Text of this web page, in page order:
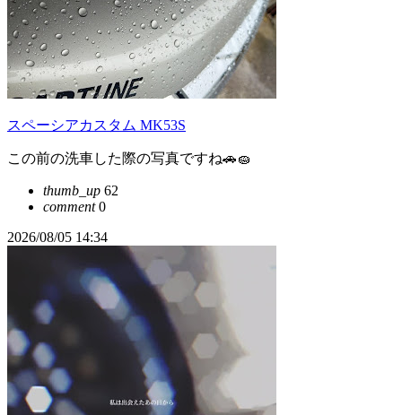
スペーシアカスタム MK53S
この前の洗車した際の写真ですね🚗🧽
thumb_up 62
comment0
2026/08/05 14:34